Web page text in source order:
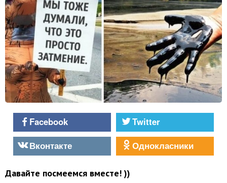
Facebook
Twitter
Вконтакте
Однокласники
Давайте посмеемся вместе! ))